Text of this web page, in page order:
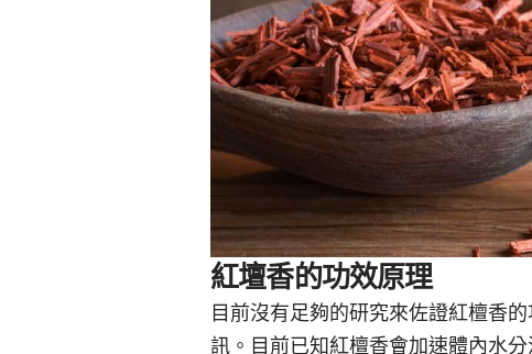
紅壇香的功效原理
目前沒有足夠的研究來佐證紅檀香
訊。目前已知紅檀香會加速體內水